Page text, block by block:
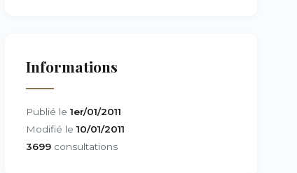
Informations
Publié le 1er/01/2011
Modifié le 10/01/2011
3699 consultations